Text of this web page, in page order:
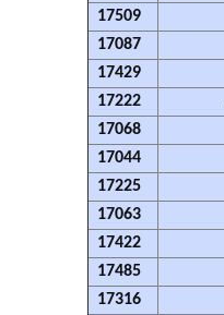
17509
17087
17429
17222
17068
17044
17225
17063
17422
17485
17316